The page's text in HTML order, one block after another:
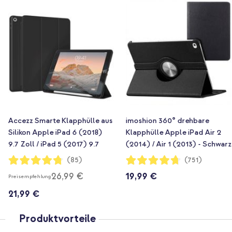
Accezz Smarte Klapphülle aus
Silikon Apple iPad 6 (2018)
9.7 Zoll / iPad 5 (2017) 9.7
Zoll - Schwarz
Bewertung:
95%
(85)
Preisempfehlung26,99 €
21,99 €
imoshion 360° drehbare
Klapphülle Apple iPad Air 2
(2014) / Air 1 (2013) - Schwarz
Bewertung:
94%
(751)
19,99 €
Produktvorteile